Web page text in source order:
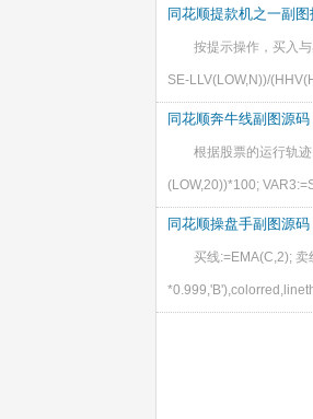
同花顺提款机之一副
按提示操作，买入
SE-LLV(LOW,N))/
同花顺奔牛线副图源码
根据股票的运行轨
(LOW,20))*100;
同花顺操盘手副图源码
买线:=EMA(C,2);